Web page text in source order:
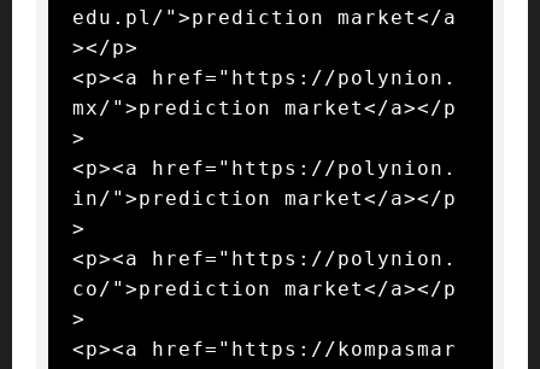
edu.pl/">prediction market</a
></p>
<p><a href="https://polynion.
mx/">prediction market</a></p
>
<p><a href="https://polynion.
in/">prediction market</a></p
>
<p><a href="https://polynion.
co/">prediction market</a></p
>
<p><a href="https://kompasmar